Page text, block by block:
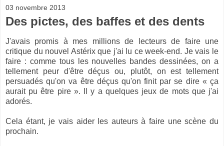
03 novembre 2013
Des pictes, des baffes et des dents
J'avais promis à mes millions de lecteurs de faire une
critique du nouvel Astérix que j'ai lu ce week-end. Je vais le
faire : comme tous les nouvelles bandes dessinées, on a
tellement peur d'être déçus ou, plutôt, on est tellement
persuadés qu'on va être déçus qu'on finit par se dire « ça
aurait pu être pire ». Il y a quelques jeux de mots que j'ai
adorés.
Cela étant, je vais aider les auteurs à faire une scène du
prochain.